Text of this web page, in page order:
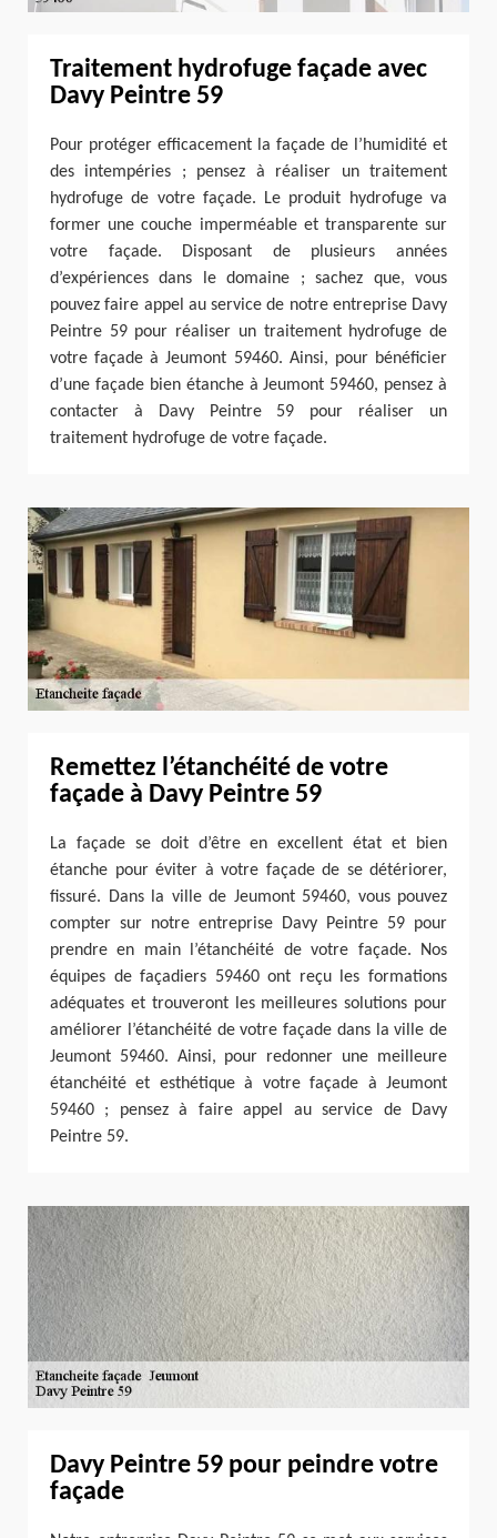
Traitement hydrofuge façade avec
Davy Peintre 59
Pour protéger efficacement la façade de l’humidité et
des intempéries ; pensez à réaliser un traitement
hydrofuge de votre façade. Le produit hydrofuge va
former une couche imperméable et transparente sur
votre façade. Disposant de plusieurs années
d’expériences dans le domaine ; sachez que, vous
pouvez faire appel au service de notre entreprise Davy
Peintre 59 pour réaliser un traitement hydrofuge de
votre façade à Jeumont 59460. Ainsi, pour bénéficier
d’une façade bien étanche à Jeumont 59460, pensez à
contacter à Davy Peintre 59 pour réaliser un
traitement hydrofuge de votre façade.
Remettez l’étanchéité de votre
façade à Davy Peintre 59
La façade se doit d’être en excellent état et bien
étanche pour éviter à votre façade de se détériorer,
fissuré. Dans la ville de Jeumont 59460, vous pouvez
compter sur notre entreprise Davy Peintre 59 pour
prendre en main l’étanchéité de votre façade. Nos
équipes de façadiers 59460 ont reçu les formations
adéquates et trouveront les meilleures solutions pour
améliorer l’étanchéité de votre façade dans la ville de
Jeumont 59460. Ainsi, pour redonner une meilleure
étanchéité et esthétique à votre façade à Jeumont
59460 ; pensez à faire appel au service de Davy
Peintre 59.
Davy Peintre 59 pour peindre votre
façade